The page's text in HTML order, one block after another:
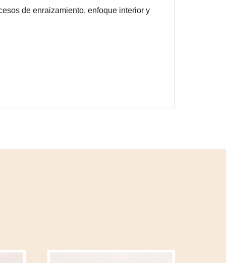
de enraizamiento, enfoque interior y